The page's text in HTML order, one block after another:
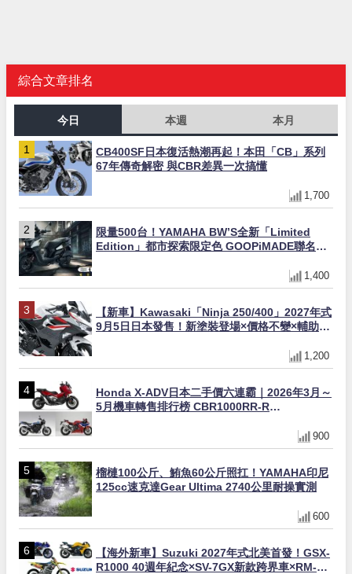
綜合文章排名
今日 本週 本月
CB400SF日本復活熱潮再起！本田「CB」系列
67年傳奇解密 與CBR差異一次搞懂
1,700
限量500台！YAMAHA BW’S全新「Limited
Edition」都市探索限定色 GOOPiMADE聯名包
1,400
【新車】Kawasaki「Ninja 250/400」2027年式
9月5日日本發售！新塗裝登場×價格不變×輔助滑
1,200
Honda X-ADV日本二手價六連霸｜2026年3月～
5月機車轉售排行榜 CBR1000RR-R
900
榴槤100公斤、鮪魚60公斤照扛！YAMAHA印尼
125cc速克達Gear Ultima 2740公里耐操實測
600
【海外新車】Suzuki 2027年式北美首發！GSX-
R1000 40週年紀念×SV-7GX新款跨界車×RM-